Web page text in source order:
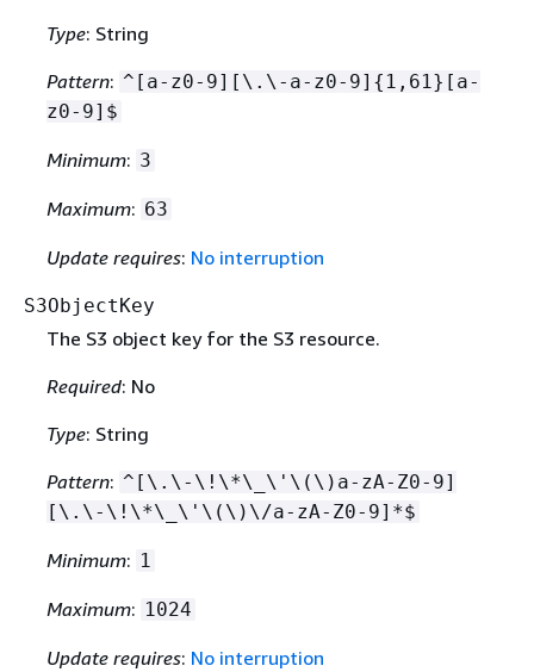
Type: String
Pattern: ^[a-z0-9][\.\-a-z0-9] { 1,61}[a-
z0-9]$
Minimum: 3
Maximum: 63
Update requires: No interruption
S3ObjectKey
The S3 object key for the S3 resource.
Required: No
Type: String
Pattern: ^[\.\-\!\*\_\'\(\)a-zA-Z0-9]
[\.\-\!\*\_\'\(\)\/a-zA-Z0-9]*$
Minimum: 1
Maximum: 1024
Update requires: No interruption